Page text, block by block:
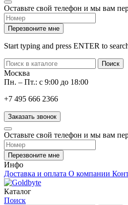
Оставьте свой телефон и мы вам
Перезвоните мне
Start typing and press ENTER to
Поиск
Москва
Пн. – Пт.: с 9:00 до 18:00
+7 495 666 2366
Заказать звонок
Оставьте свой телефон и мы вам
Перезвоните мне
Инфо
Доставка и оплата О компании
Каталог
Поиск